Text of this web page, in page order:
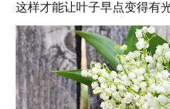
这样才能让叶子早点变得有光